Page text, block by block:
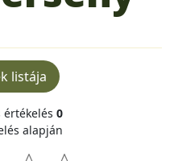
listája
értékelés 0
alapján